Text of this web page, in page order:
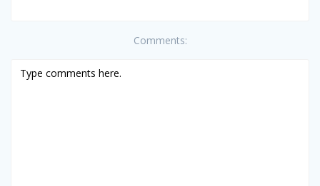
Comments: